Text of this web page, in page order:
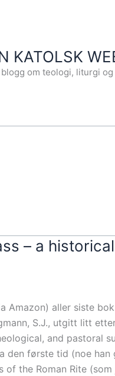
KATOLSK
blogg om teologi, liturgi
– a
Amazon) aller siste
S.J., utgitt litt
and pastoral
den første tid (noe han
the Roman Rite (som